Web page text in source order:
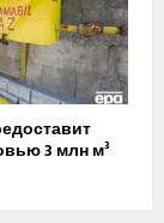
3 млн м³